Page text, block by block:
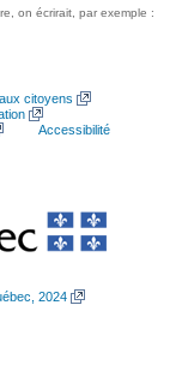
on écrirait, par exemple :
citoyens
Accessibilité
2024